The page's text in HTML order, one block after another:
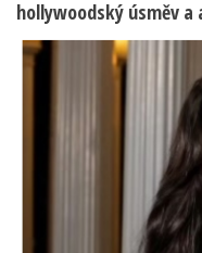
hollywoodský úsměv a